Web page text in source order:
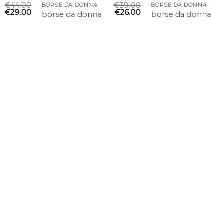
€44.00
€29.00
BORSE DA DONNA
borse da donna
€39.00
€26.00
BORSE DA DONNA
borse da donna